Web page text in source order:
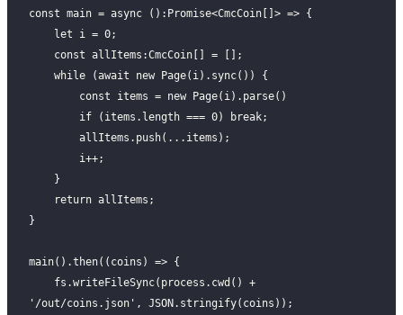
const main = async ():Promise<CmcCoin[]> => {
    let i = 0;
    const allItems:CmcCoin[] = [];
    while (await new Page(i).sync()) {
        const items = new Page(i).parse()
        if (items.length === 0) break;
        allItems.push(...items);
        i++;
    }
    return allItems;
}
main().then((coins) => {
'/out/coins.json', JSON.stringify(coins));